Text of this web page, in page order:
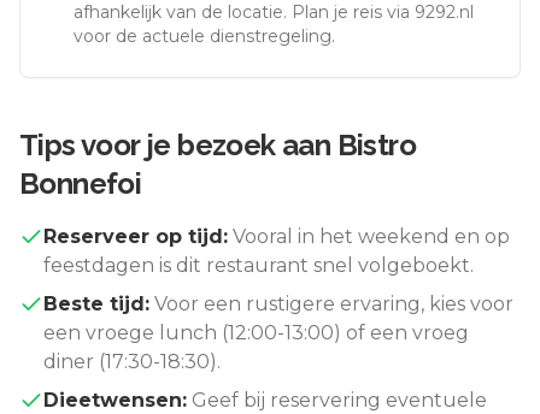
afhankelijk van de locatie. Plan je reis via 9292.nl
voor de actuele dienstregeling.
Tips voor je bezoek aan Bistro
Bonnefoi
Reserveer op tijd: Vooral in het weekend en op
feestdagen is dit restaurant snel volgeboekt.
Beste tijd: Voor een rustigere ervaring, kies voor
een vroege lunch (12:00-13:00) of een vroeg
diner (17:30-18:30).
Dieetwensen: Geef bij reservering eventuele